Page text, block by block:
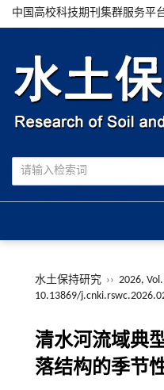
中国高校科技期刊集群服务平
水土保持研究 ›› 2026,
10.13869/
清水河流域典
落结构的季节